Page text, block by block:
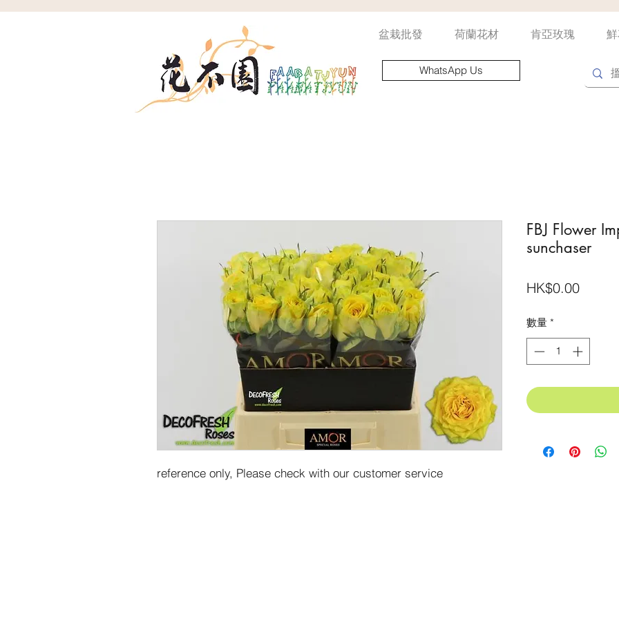
盆栽批發 荷蘭花材 肯亞玫瑰
WhatsApp Us
reference only, Please check with our customer service
FBJ Flower
sunchaser
HK$0.00價
數量 *